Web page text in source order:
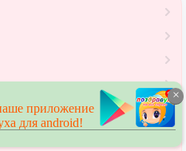
×
приложение
для android!